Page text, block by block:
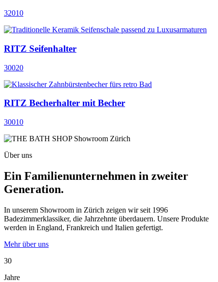
32010
RITZ Seifenhalter
30020
RITZ Becherhalter mit Becher
30010
Über uns
Ein Familienunternehmen in zweiter
Generation.
In unserem Showroom in Zürich zeigen wir seit 1996
Badezimmerklassiker, die Jahrzehnte überdauern. Unsere Produkte
werden in England, Frankreich und Italien gefertigt.
Mehr über uns
30
Jahre